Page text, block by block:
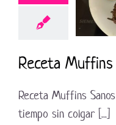
Receta
Receta Muffins
tiempo sin colgar [...]